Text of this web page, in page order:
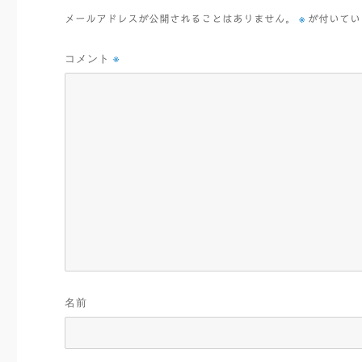
メールアドレスが公開されることはありません。 ※ が付いて
コメント※
名前